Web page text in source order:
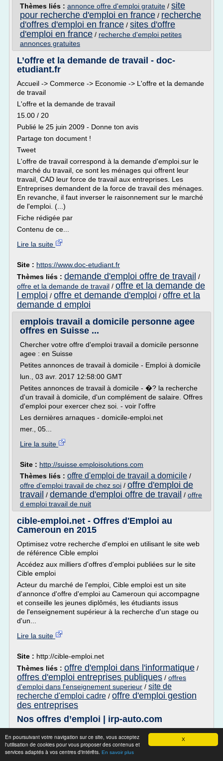
X
En poursuivant votre navigation sur ce site, vous acceptez
l'utilisation de cookies pour vous proposer des contenus et
services adaptés à vos centres d'intérêts. En savoir plus
Thèmes liés : annonce offre d'emploi gratuite / site
pour recherche d'emploi en france / recherche
d'offres d'emploi en france / sites d'offre
d'emploi en france / recherche d'emploi petites
annonces gratuites
L’offre et la demande de travail - doc-
etudiant.fr
Accueil -> Commerce -> Economie -> L'offre et la demande
de travail
L'offre et la demande de travail
15.00 / 20
Publié le 25 juin 2009 - Donne ton avis
Partage ton document !
Tweet
L'offre de travail correspond à la demande d'emploi.sur le
marché du travail, ce sont les ménages qui offrent leur
travail, CAD leur force de travail aux entreprises. Les
Entreprises demandent de la force de travail des ménages.
En revanche, il faut inverser le raisonnement sur le marché
de l'emploi. (...)
Fiche rédigée par
Contenu de ce...
Lire la suite
Site : https://www.doc-etudiant.fr
Thèmes liés : demande d'emploi offre de travail /
offre et la demande de travail / offre et la demande de
l emploi / offre et demande d'emploi / offre et la
demande d emploi
emplois travail a domicile personne agee
offres en Suisse ...
Chercher votre offre d'emploi travail a domicile personne
agee : en Suisse
Petites annonces de travail à domicile - Emploi à domicile
lun., 03 avr. 2017 12:58:00 GMT
Petites annonces de travail à domicile - �? la recherche
d'un travail à domicile, d'un complément de salaire. Offres
d'emploi pour exercer chez soi. - voir l'offre
Les dernières arnaques - domicile-emploi.net
mer., 05...
Lire la suite
Site : http://suisse.emploisolutions.com
Thèmes liés : offre d'emploi de travail a domicile /
offre d'emploi travail de chez soi / offre d'emploi de
travail / demande d'emploi offre de travail / offre
d emploi travail de nuit
cible-emploi.net - Offres d'Emploi au
Cameroun en 2015
Optimisez votre recherche d'emploi en utilisant le site web
de référence Cible emploi
Accédez aux milliers d'offres d'emploi publiées sur le site
Cible emploi
Acteur du marché de l'emploi, Cible emploi est un site
d'annonce d'offre d'emploi au Cameroun qui accompagne
et conseille les jeunes diplômés, les étudiants issus
de l'enseignement supérieur à la recherche d'un stage ou
d'un...
Lire la suite
Site : http://cible-emploi.net
Thèmes liés : offre d'emploi dans l'informatique /
offres d'emploi entreprises publiques / offres
d'emploi dans l'enseignement superieur / site de
recherche d'emploi cadre / offre d'emploi gestion
des entreprises
Nos offres d’emploi | irp-auto.com
Rejoignez-nous
Pour que notre Groupe conserve sa réactivité et sa